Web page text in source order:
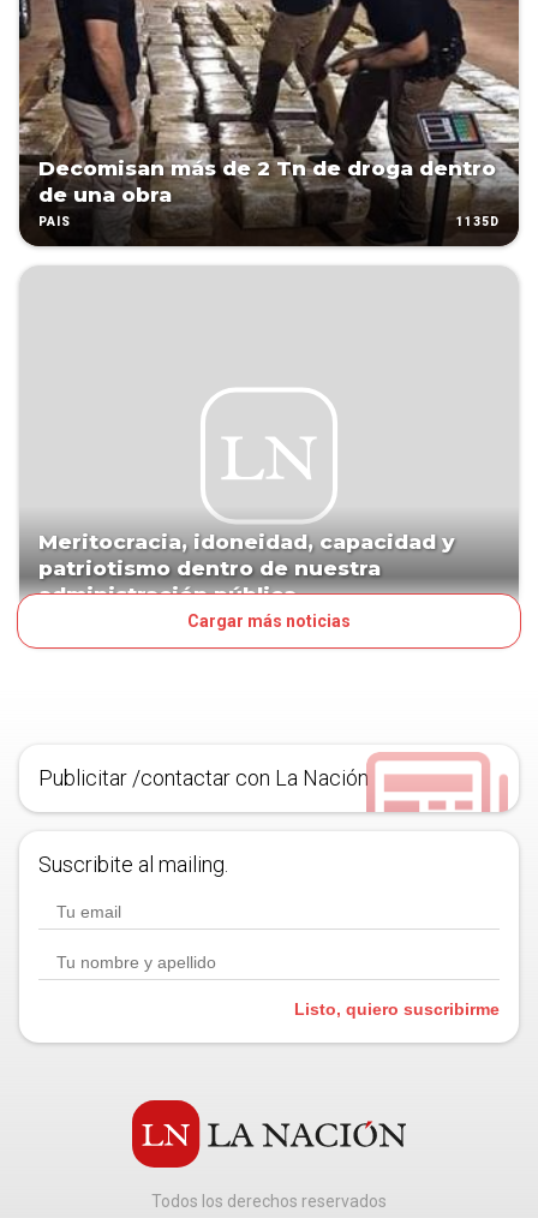
Decomisan más de 2 Tn de droga dentro
de una obra
PAÍS 1135D
Meritocracia, idoneidad, capacidad y
patriotismo dentro de nuestra
administración pública
Cargar más noticias
Publicitar /contactar con La Nación
Suscribite al mailing.
Listo, quiero suscribirme
Todos los derechos reservados